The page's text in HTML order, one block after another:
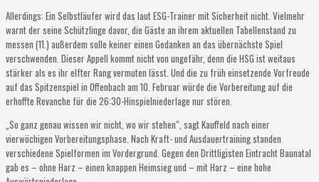
Allerdings: Ein Selbstläufer wird das laut ESG-Trainer mit Sicherheit nicht. Vielmehr
warnt der seine Schützlinge davor, die Gäste an ihrem aktuellen Tabellenstand zu
messen (11.) außerdem solle keiner einen Gedanken an das übernächste Spiel
verschwenden. Dieser Appell kommt nicht von ungefähr, denn die HSG ist weitaus
stärker als es ihr elfter Rang vermuten lässt. Und die zu früh einsetzende Vorfreude
auf das Spitzenspiel in Offenbach am 10. Februar würde die Vorbereitung auf die
erhoffte Revanche für die 26:30-Hinspielniederlage nur stören.
„So ganz genau wissen wir nicht, wo wir stehen“, sagt Kauffeld nach einer
vierwöchigen Vorbereitungsphase. Nach Kraft- und Ausdauertraining standen
verschiedene Spielformen im Vordergrund. Gegen den Drittligisten Eintracht Baunatal
gab es – ohne Harz – einen knappen Heimsieg und – mit Harz – eine hohe